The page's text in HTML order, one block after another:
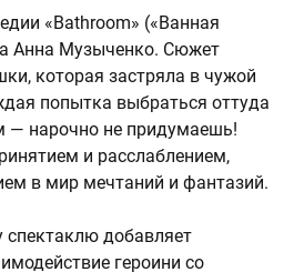
«Bathroom» («Ванная
Анна Музыченко. Сюжет
которая застряла в чужой
попытка выбраться оттуда
— нарочно не придумаешь!
и расслаблением,
в мир мечтаний и фантазий.
добавляет
героини со